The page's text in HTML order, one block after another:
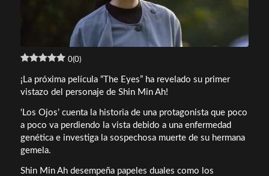
0(0)
¡La próxima película “The Eyes” ha revelado su primer
vistazo del personaje de Shin Min Ah!
‘Los Ojos’ cuenta la historia de una protagonista que poco
a poco va perdiendo la vista debido a una enfermedad
genética e investiga la sospechosa muerte de su hermana
gemela.
Shin Min Ah desempeña papeles duales como los